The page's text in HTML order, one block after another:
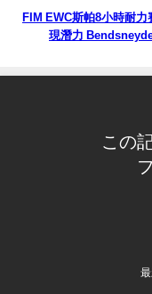
FIM EWC斯帕8小時耐
現潛力
この